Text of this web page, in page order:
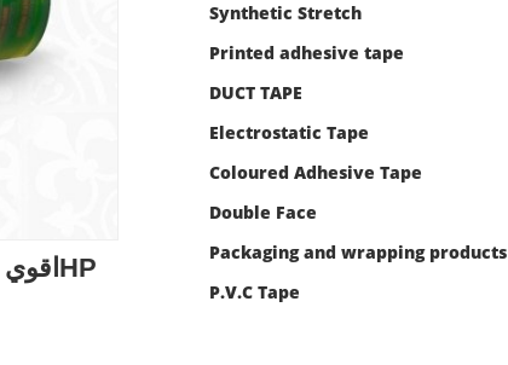
اقوي سلوتيب كريستال للمصانع والمكتبات سلوتيب هاوس بلاست اتش بيHP
Synthetic Stretch
Printed adhesive tape
DUCT TAPE
Electrostatic Tape
Coloured Adhesive Tape
Double Face
Packaging and wrapping products
P.V.C Tape